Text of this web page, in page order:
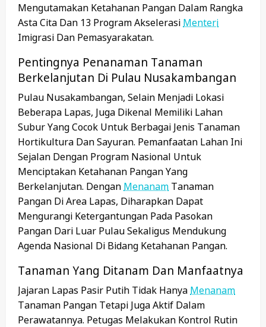
Mengutamakan Ketahanan Pangan Dalam Rangka
Asta Cita Dan 13 Program Akselerasi Menteri
Imigrasi Dan Pemasyarakatan.
Pentingnya Penanaman Tanaman
Berkelanjutan Di Pulau Nusakambangan
Pulau Nusakambangan, Selain Menjadi Lokasi
Beberapa Lapas, Juga Dikenal Memiliki Lahan
Subur Yang Cocok Untuk Berbagai Jenis Tanaman
Hortikultura Dan Sayuran. Pemanfaatan Lahan Ini
Sejalan Dengan Program Nasional Untuk
Menciptakan Ketahanan Pangan Yang
Berkelanjutan. Dengan Menanam Tanaman
Pangan Di Area Lapas, Diharapkan Dapat
Mengurangi Ketergantungan Pada Pasokan
Pangan Dari Luar Pulau Sekaligus Mendukung
Agenda Nasional Di Bidang Ketahanan Pangan.
Tanaman Yang Ditanam Dan Manfaatnya
Jajaran Lapas Pasir Putih Tidak Hanya Menanam
Tanaman Pangan Tetapi Juga Aktif Dalam
Perawatannya. Petugas Melakukan Kontrol Rutin